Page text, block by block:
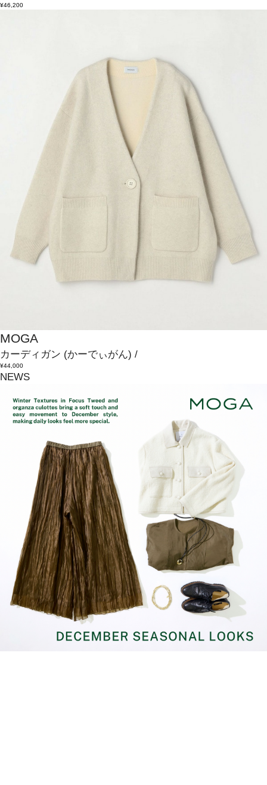
¥46,200
MOGA
カーディガン (かーでぃがん) /
¥44,000
NEWS